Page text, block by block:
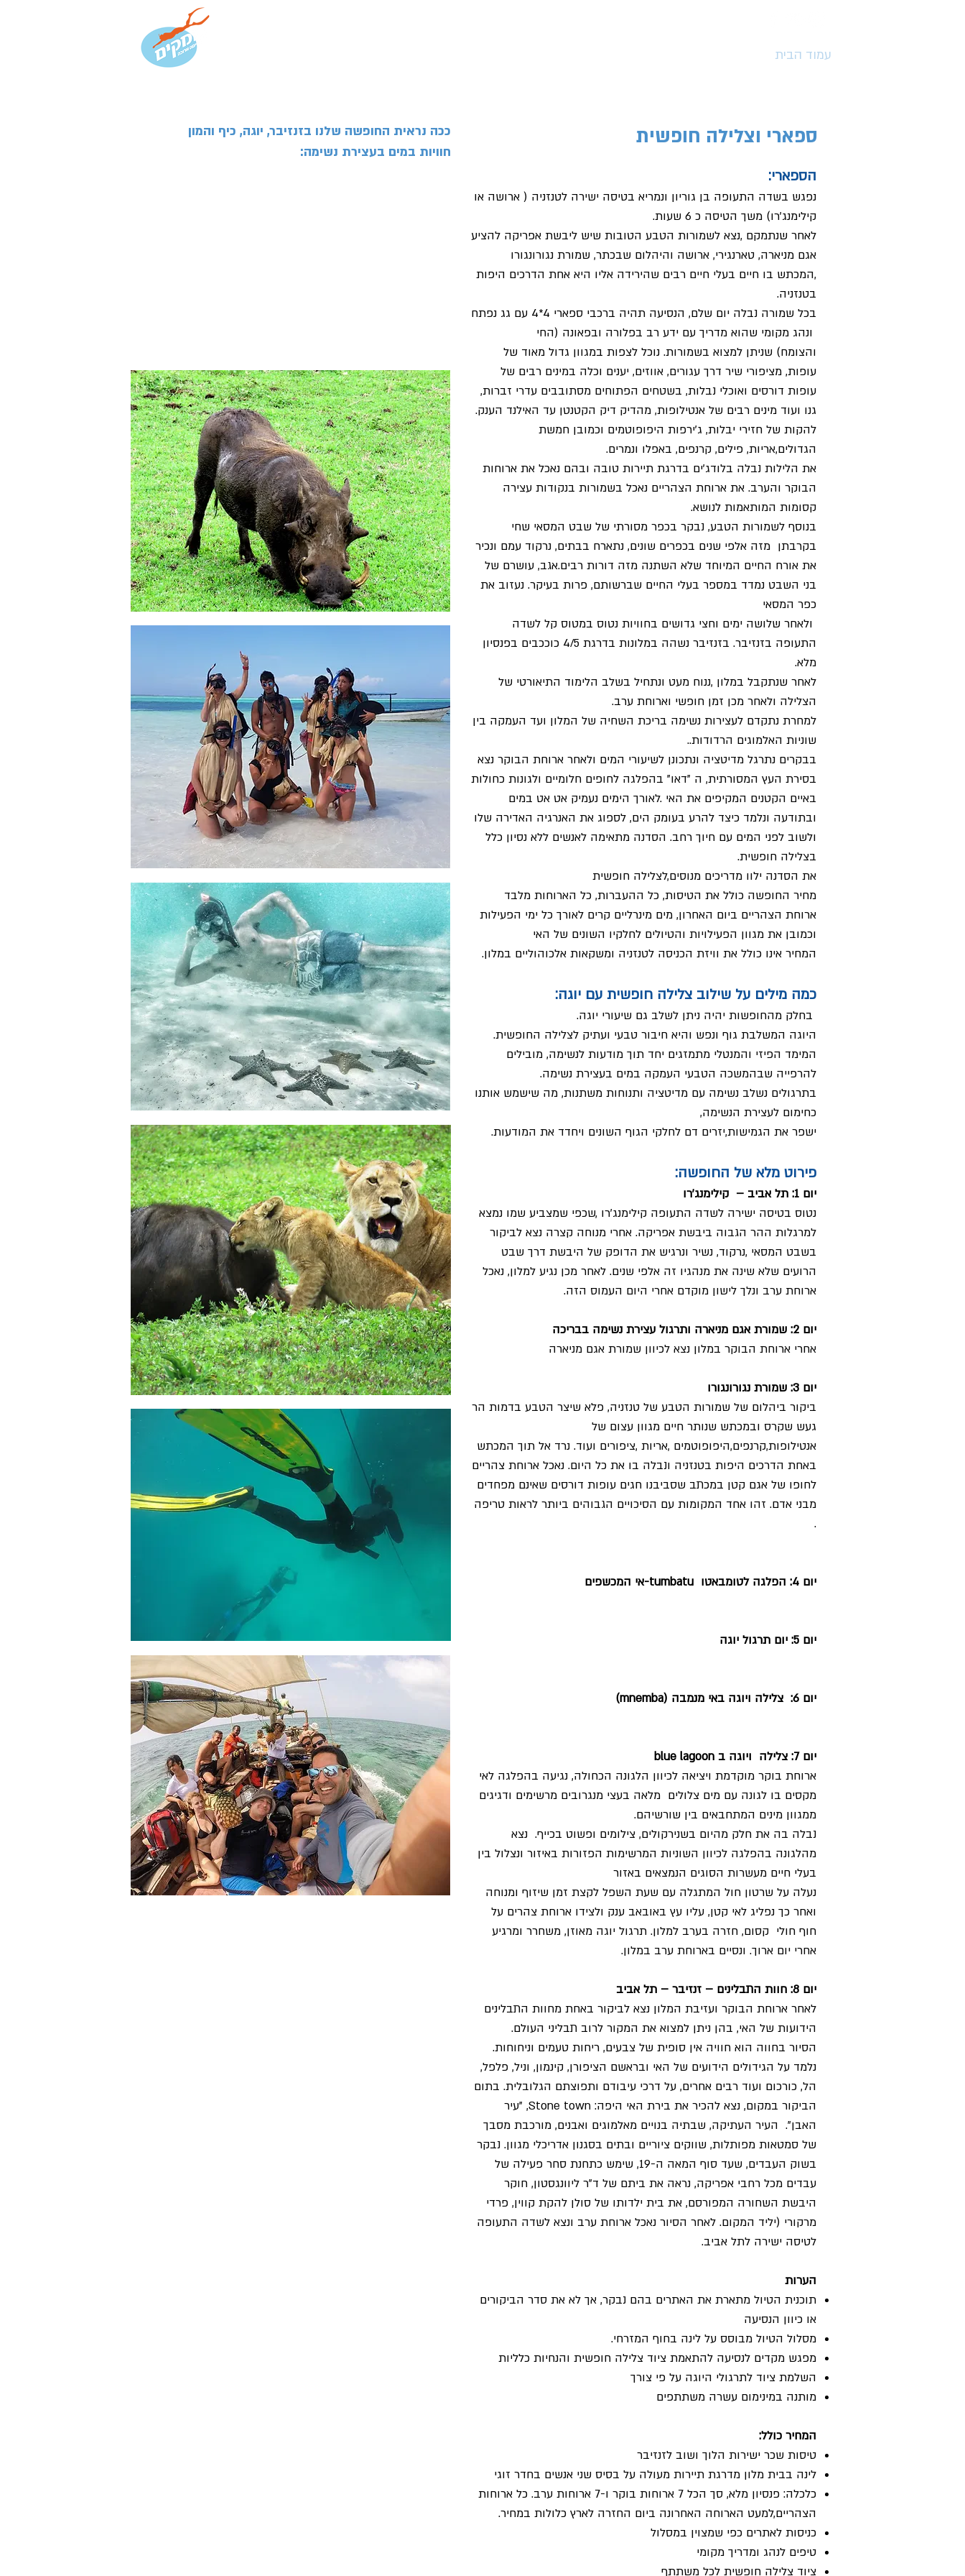
עמוד הבית
ככה נראית החופשה שלנו בזנזיבר, יוגה, כיף והמון
חוויות במים בעצירת נשימה:
הספארי:
נפגש בשדה התעופה בן גוריון ונמריא בטיסה ישירה לטנזניה ( ארושה או
קילימנג'רו) משך הטיסה כ 6 שעות.
לאחר שנתמקם ,נצא לשמורות הטבע הטובות שיש ליבשת אפריקה להציע
אגם מניארה, טארנגירי, ארושה והיהלום שבכתר, שמורת נגורונגורו
,המכתש בו חיים בעלי חיים רבים שהירידה אליו היא אחת הדרכים היפות
בטנזניה.
בכל שמורה נבלה יום שלם, הנסיעה תהיה ברכבי ספארי 4*4 עם גג נפתח
ונהג מקומי שהוא מדריך עם ידע רב בפלורה ובפאונה (החי
והצומח) שניתן למצוא בשמורות. נוכל לצפות במגוון גדול מאוד של
עופות, מציפורי שיר דרך עגורים, אווזים, יענים וכלה במינים רבים של
עופות דורסים ואוכלי נבלות, בשטחים הפתוחים מסתובבים עדרי זברות,
גנו ועוד מינים רבים של אנטילופות, מהדיק דיק הקטנטן עד האילנד הענק.
להקות של חזירי יבלות, ג'ירפות היפופוטמים וכמובן חמשת
הגדולים,אריות, פילים, קרנפים, באפלו ונמרים.
את הלילות נבלה בלודג'ים בדרגת תיירות טובה ובהם נאכל את ארוחות
הבוקר והערב. את ארוחת הצהריים נאכל בשמורות בנקודות עצירה
קסומות המותאמות לנושא.
בנוסף לשמורות הטבע, נבקר בכפר מסורתי של שבט המסאי שחי
בקרבתן מזה אלפי שנים בכפרים שונים, נתארח בבתים, נרקוד עמם ונכיר
את אורח החיים המיוחד שלא השתנה מזה דורות רבים.אגב, עושרם של
בני השבט נמדד במספר בעלי החיים שברשותם, פרות בעיקר. נעזוב את
כפר המסאי
ולאחר שלושה ימים וחצי גדושים בחוויות נטוס במטוס קל לשדה
התעופה בזנזיבר. בזנזיבר נשהה במלונות בדרגת 4/5 כוככבים בפנסיון
מלא.
לאחר שנתקבל במלון ,ננוח מעט ונתחיל בשלב הלימוד התיאורטי של
הצלילה ולאחר מכן זמן חופשי וארוחת ערב.
למחרת נתקדם לעצירות נשימה בריכת השחיה של המלון ועד העמקה בין
שוניות האלמוגים הרדודות..
בבקרים נתרגל מדיטציה ונתכונן לשיעורי המים ולאחר ארוחת הבוקר נצא
בסירת העץ המסורתית, ה "דאו" בהפלגה לחופים חלומיים ולגונות כחולות
באיים הקטנים המקיפים את האי .לאורך הימים נעמיק אט אט במים
ובתודעה ונלמד כיצד להרע בעומק הים, לספוג את האנרגיה האדירה שלו
ולשוב לפני המים עם חיוך רחב. הסדנה מתאימה לאנשים ללא נסיון כלל
בצלילה חופשית.
את הסדנה ילוו מדריכים מנוסים,לצלילה חופשית
מחיר החופשה כולל את הטיסות, כל ההעברות, כל הארוחות מלבד
ארוחת הצהריים ביום האחרון, מים מינרליים קרים לאורך כל ימי הפעילות
וכמובן את מגוון הפעילויות והטיולים לחלקיו השונים של האי
המחיר אינו כולל את וויזת הכניסה לטנזניה ומשקאות אלכוהוליים במלון.
כמה מילים על שילוב צלילה חופשית עם יוגה:
בחלק מהחופשות יהיה ניתן לשלב גם שיעורי יוגה.
היוגה המשלבת גוף ונפש והיא חיבור טבעי ועתיק לצלילה החופשית.
המימד הפיזי והמנטלי מתמזגים יחד תוך מודעות לנשימה, מובילים
להרפייה שבהמשכה הטבעי העמקה במים בעצירת נשימה.
בתרגולים נשלב נשימה עם מדיטציה ותנוחות משתנות, מה שישמש אותנו
כחימום לעצירת הנשימה,
ישפר את הגמישות,יזרים דם לחלקי הגוף השונים ויחדד את המודעות.
פירוט מלא של החופשה:
יום 1: תל אביב – קילימנג'רו
נטוס בטיסה ישירה לשדה התעופה קילימנג'רו ,שכפי שמצביע שמו נמצא
למרגלות ההר הגבוה ביבשת אפריקה. אחרי מנוחה קצרה נצא לביקור
בשבט המסאי ,נרקוד, נשיר ונרגיש את הדופק של היבשת דרך שבט
הרועים שלא שינה את מנהגיו זה אלפי שנים. לאחר מכן נגיע למלון, נאכל
ארוחת ערב ונלך לישון מוקדם אחרי היום העמוס הזה.
יום 2: שמורת אגם מניארה ותרגול עצירת נשימה בבריכה
אחרי ארוחת הבוקר במלון נצא לכיוון שמורת אגם מניארה
יום 3: שמורת נגורונגורו
ביקור ביהלום של שמורות הטבע של טנזניה, פלא שיצר הטבע בדמות הר
געש שקרס ובמכתש שנותר חיים מגוון עצום של
אנטילופות,קרנפים,היפופוטמים ,אריות ,ציפורים ועוד. נרד אל תוך המכתש
באחת הדרכים היפות בטנזניה ונבלה בו את כל היום. נאכל ארוחת צהריים
לחופו של אגם קטן במכתב שסביבנו חגים עופות דורסים שאינם מפחדים
מבני אדם. זהו אחד המקומות עם הסיכויים הגבוהים ביותר לראות טריפה
.
יום 4: הפלגה לטומבאטו tumbatu-אי המכשפים
יום 5: יום תרגול יוגה
יום 6: צלילה ויוגה באי מנמבה (mnemba)
יום 7: צלילה ויוגה ב blue lagoon
ארוחת בוקר מוקדמת ויציאה לכיוון הלגונה הכחולה, נגיעה בהפלגה לאי
מקסים בו לגונה עם מים צלולים מלאה בעצי מנגרובים מרשימים ודגיגים
ממגוון מינים המתחבאים בין שורשיהם.
נבלה בה את חלק מהיום בשנירקולים, צילומים ופשוט בכייף. נצא
מהלגונה בהפלגה לכיוון השוניות המרשימות הפזורות באיזור ונצלול בין
בעלי חיים מעשרות הסוגים הנמצאים באזור
נעלה על שרטון חול המתגלה עם שעת השפל לקצת זמן שיזוף ומנוחה
ואחר כך נפליג לאי קטן, עליו עץ באובאב ענק ולצידו ארוחת צהרים על
חוף חולי קסום, חזרה בערב למלון. תרגול יוגה מאוזן, משחרר ומרגיע
אחרי יום ארוך. ונסיים בארוחת ערב במלון.
יום 8: חוות התבלינים – זנזיבר – תל אביב
לאחר ארוחת הבוקר ועזיבת המלון נצא לביקור באחת מחוות התבלינים
הידועות של האי, בהן ניתן למצוא את המקור לרוב תבליני העולם.
הסיור בחווה הוא חוויה אין סופית של צבעים, ריחות טעמים וניחוחות.
נלמד על הגידולים הידועים של האי ובראשם הציפורן, קינמון, וניל, פלפל,
הל, כורכום ועוד רבים אחרים, על דרכי עיבודם ותפוצתם הגלובלית. בתום
הביקור במקום, נצא להכיר את בירת האי היפה: Stone town, "עיר
האבן". העיר העתיקה, שבתיה בנויים מאלמוגים ואבנים, מורכבת מסבך
של סמטאות מפותלות, שווקים ציוריים ובתים בסגנון אדריכלי מגוון. נבקר
בשוק העבדים, שעד סוף המאה ה-19, שימש כתחנת סחר פעילה של
עבדים מכל רחבי אפריקה, נראה את ביתם של ד"ר ליוונגסטון, חוקר
היבשת השחורה המפורסם, את בית ילדותו של סולן להקת קווין, פרדי
מרקורי (יליד המקום. לאחר הסיור נאכל ארוחת ערב ונצא לשדה התעופה
לטיסה ישירה לתל אביב.
הערות
תוכנית הטיול מתארת את האתרים בהם נבקר, אך לא את סדר הביקורים
או כיוון הנסיעה
מסלול הטיול מבוסס על לינה בחוף המזרחי.
מפגש מקדים לנסיעה להתאמת ציוד צלילה חופשית והנחיות כלליות
השלמת ציוד לתרגולי היוגה על פי צורך
מותנה במינימום עשרה משתתפים
המחיר כולל:
טיסות שכר ישירות הלוך ושוב לזנזיבר
לינה בבית מלון מדרגת תיירות מעולה על בסיס שני אנשים בחדר זוגי
כלכלה: פנסיון מלא, סך הכל 7 ארוחות בוקר ו-7 ארוחות ערב. כל ארוחות
הצהריים,למעט הארוחה האחרונה ביום החזרה לארץ כלולות במחיר.
כניסות לאתרים כפי שמצוין במסלול
טיפים לנהג ומדריך מקומי
ציוד צלילה חופשית לכל משתתף
ספארי וצלילה חופשית